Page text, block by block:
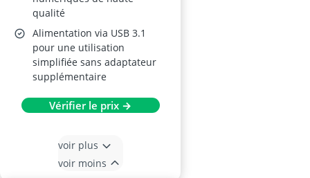
qualité
Alimentation via USB 3.1
pour une utilisation
simplifiée sans adaptateur
supplémentaire
Vérifier le prix →
voir plus
voir moins